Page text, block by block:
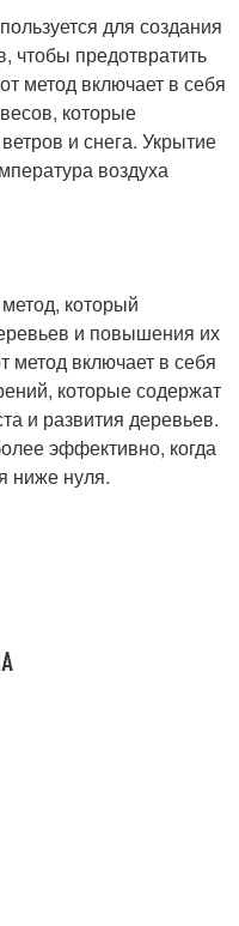
для создания
чтобы предотвратить
метод включает в себя
которые
и снега. Укрытие
воздуха
который
и повышения их
метод включает в себя
которые содержат
и развития деревьев.
эффективно, когда
ниже нуля.